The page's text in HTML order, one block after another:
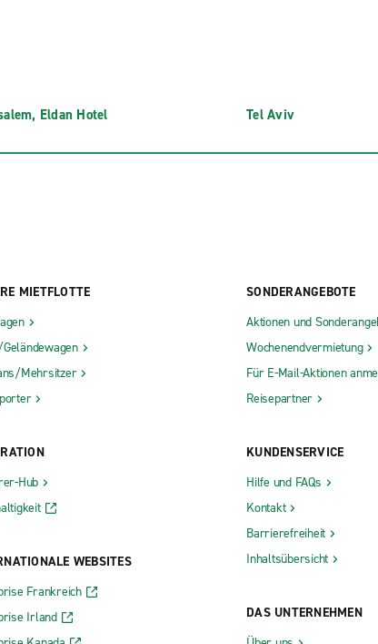
Eldan Hotel Tel Aviv
MIETFLOTTE
Mehrsitzer
Hub
WEBSITES
Frankreich
Irland
SONDERANGEBOTE
Aktionen und
Wochenendvermietung
Für E-Mail-Aktionen
Reisepartner
KUNDENSERVICE
Hilfe und FAQs
Kontakt
Barrierefreiheit
Inhaltsübersicht
DAS UNTERNEHMEN